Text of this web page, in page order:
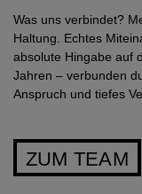
Was uns verbindet?
Haltung. Echtes
absolute Hingabe auf
Jahren – verbunden
Anspruch und tiefes
ZUM TEAM